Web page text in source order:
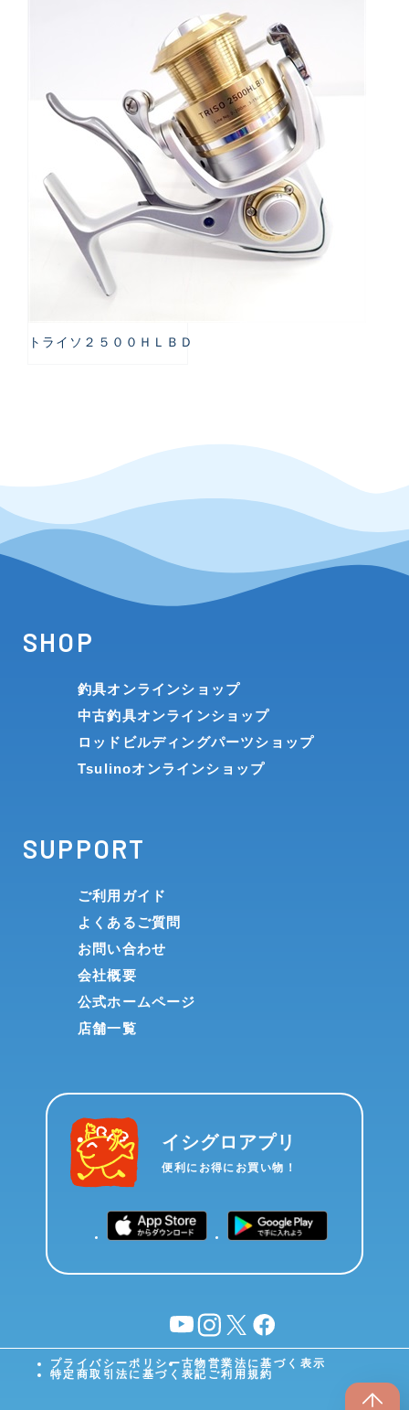
トライソ２５００ＨＬＢＤ
SHOP
釣具オンラインショップ
中古釣具オンラインショップ
ロッドビルディングパーツショップ
Tsulinoオンラインショップ
SUPPORT
ご利用ガイド
よくあるご質問
お問い合わせ
会社概要
公式ホームページ
店舗一覧
イシグロアプリ
便利にお得にお買い物！
YouTubeinstagram
X facebook
プライバシーポリシー古物営業法に基づく表示
特定商取引法に基づく表記 ご利用規約